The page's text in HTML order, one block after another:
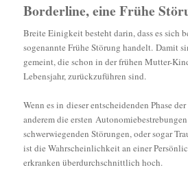
Borderline, eine Frühe
Breite Einigkeit besteht darin, dass es sich
sogenannte Frühe Störung handelt. Damit
gemeint, die schon in der frühen Mutter-
Lebensjahr, zurückzuführen sind.
Wenn es in dieser entscheidenden Phase
anderem die ersten
schwerwiegenden Störungen, oder sogar
ist die Wahrscheinlichkeit an einer
erkranken überdurchschnittlich hoch.